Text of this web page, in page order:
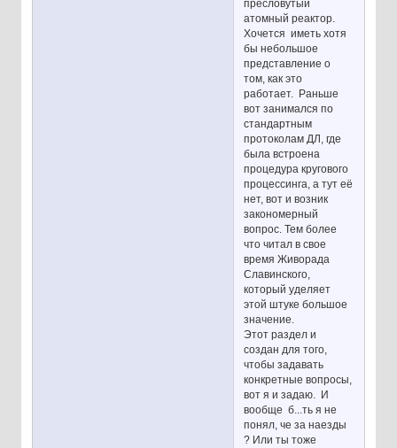
пресловутый
атомный реактор.
Хочется иметь хотя
бы небольшое
представление о
том, как это
работает. Раньше
вот занимался по
стандартным
протоколам ДЛ, где
была встроена
процедура кругового
процессинга, а тут её
нет, вот и возник
закономерный
вопрос. Тем более
что читал в свое
время Живорада
Славинского,
который уделяет
этой штуке большое
значение.
Этот раздел и
создан для того,
чтобы задавать
конкретные вопросы,
вот я и задаю. И
вообще б...ть я не
понял, че за наезды
? Или ты тоже